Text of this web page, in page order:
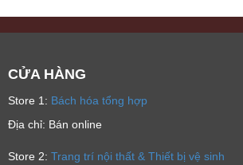
CỬA HÀNG
Store 1: Bách hóa tổng hợp
Địa chỉ: Bán online
Store 2: Trang trí nội thất & Thiết bị vệ sinh